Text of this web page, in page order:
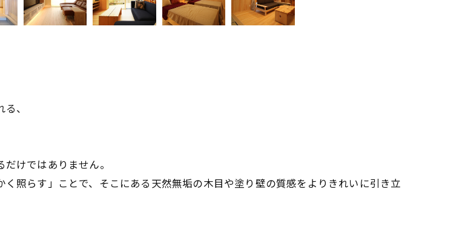
、
けではありません。
照らす」ことで、そこにある天然無垢の木目や塗り壁の質感をよりきれいに引き立